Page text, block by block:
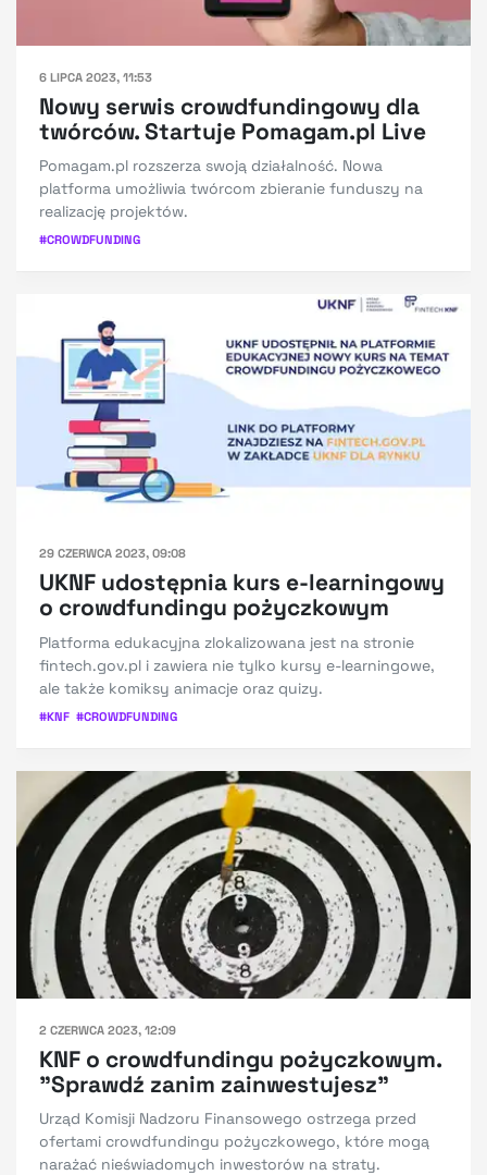
6 LIPCA 2023, 11:53
Nowy serwis crowdfundingowy dla
twórców. Startuje Pomagam.pl Live
Pomagam.pl rozszerza swoją działalność. Nowa
platforma umożliwia twórcom zbieranie funduszy na
realizację projektów.
#CROWDFUNDING
29 CZERWCA 2023, 09:08
UKNF udostępnia kurs e-learningowy
o crowdfundingu pożyczkowym
Platforma edukacyjna zlokalizowana jest na stronie
fintech.gov.pl i zawiera nie tylko kursy e-learningowe,
ale także komiksy animacje oraz quizy.
#KNF #CROWDFUNDING
2 CZERWCA 2023, 12:09
KNF o crowdfundingu pożyczkowym.
"Sprawdź zanim zainwestujesz"
Urząd Komisji Nadzoru Finansowego ostrzega przed
ofertami crowdfundingu pożyczkowego, które mogą
narażać nieświadomych inwestorów na straty.